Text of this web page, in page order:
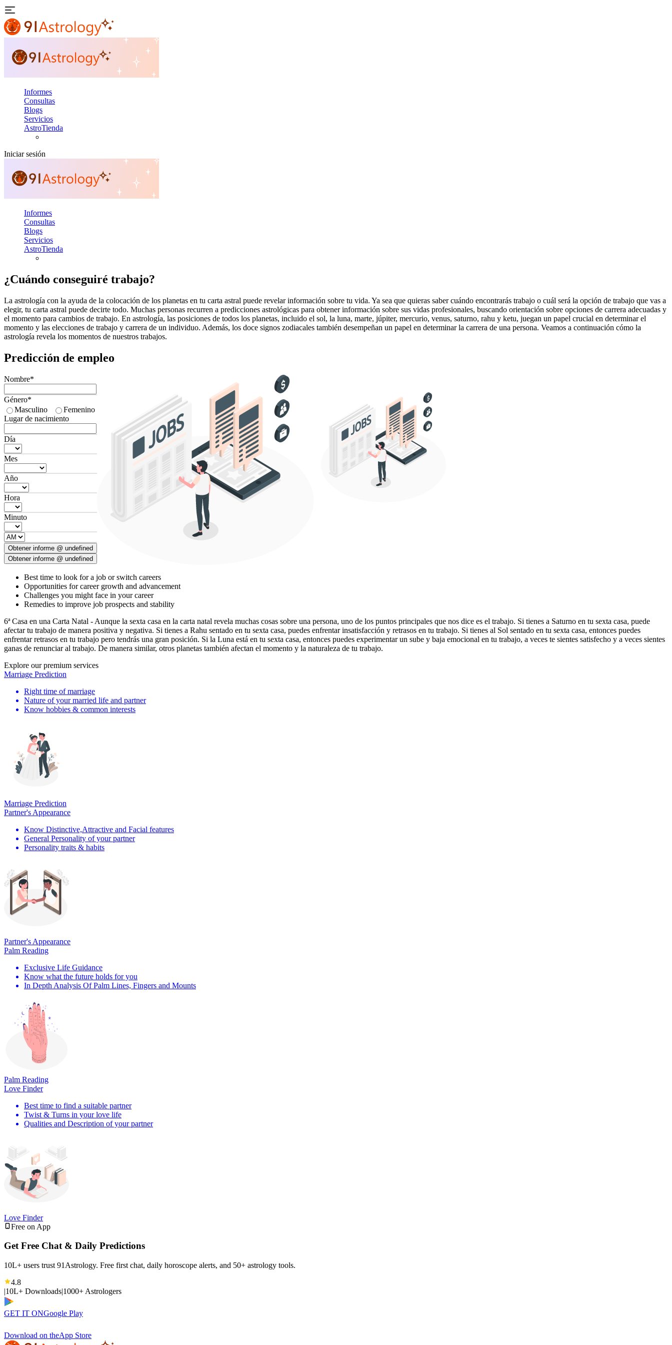
Informes
Consultas
Blogs
Servicios
AstroTienda
Iniciar sesión
Informes
Consultas
Blogs
Servicios
AstroTienda
¿Cuándo conseguiré trabajo?
La astrología con la ayuda de la colocación de los planetas en tu carta astral puede revelar información sobre tu vida. Ya sea que quieras saber cuándo encontrarás trabajo o cuál será la opción de trabajo que vas a
elegir, tu carta astral puede decirte todo. Muchas personas recurren a predicciones astrológicas para obtener información sobre sus vidas profesionales, buscando orientación sobre opciones de carrera adecuadas y
el momento para cambios de trabajo. En astrología, las posiciones de todos los planetas, incluido el sol, la luna, marte, júpiter, mercurio, venus, saturno, rahu y ketu, juegan un papel crucial en determinar el
momento y las elecciones de trabajo y carrera de un individuo. Además, los doce signos zodiacales también desempeñan un papel en determinar la carrera de una persona. Veamos a continuación cómo la
astrología revela los momentos de nuestros trabajos.
Predicción de empleo
Nombre*
Género*
Masculino
Femenino
Lugar de nacimiento
Día
Mes
Año
Hora
Minuto
Obtener informe @ undefined
Obtener informe @ undefined
Best time to look for a job or switch careers
Opportunities for career growth and advancement
Challenges you might face in your career
Remedies to improve job prospects and stability
6ª Casa en una Carta Natal - Aunque la sexta casa en la carta natal revela muchas cosas sobre una persona, uno de los puntos principales que nos dice es el trabajo. Si tienes a Saturno en tu sexta casa, puede
afectar tu trabajo de manera positiva y negativa. Si tienes a Rahu sentado en tu sexta casa, puedes enfrentar insatisfacción y retrasos en tu trabajo. Si tienes al Sol sentado en tu sexta casa, entonces puedes
enfrentar retrasos en tu trabajo pero tendrás una gran posición. Si la Luna está en tu sexta casa, entonces puedes experimentar un sube y baja emocional en tu trabajo, a veces te sientes satisfecho y a veces sientes
ganas de renunciar al trabajo. De manera similar, otros planetas también afectan el momento y la naturaleza de tu trabajo.
Explore our premium services
Marriage Prediction
Right time of marriage
Nature of your married life and partner
Know hobbies & common interests
Marriage Prediction
Partner's Appearance
Know Distinctive,Attractive and Facial features
General Personality of your partner
Personality traits & habits
Partner's Appearance
Palm Reading
Exclusive Life Guidance
Know what the future holds for you
In Depth Analysis Of Palm Lines, Fingers and Mounts
Palm Reading
Love Finder
Best time to find a suitable partner
Twist & Turns in your love life
Qualities and Description of your partner
Love Finder
Free on App
Get Free Chat & Daily Predictions
10L+ users trust 91Astrology. Free first chat, daily horoscope alerts, and 50+ astrology tools.
4.8
|10L+ Downloads|1000+ Astrologers
GET IT ONGoogle Play
Download on theApp Store